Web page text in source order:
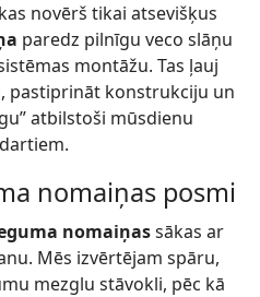
novērš tikai atsevišķus
paredz pilnīgu veco slāņu
montāžu. Tas ļauj
pastiprināt konstrukciju un
atbilstoši mūsdienu
nomaiņas posmi
nomaiņassākas ar
Mēs izvērtējam spāru,
mezglu stāvokli, pēc kā